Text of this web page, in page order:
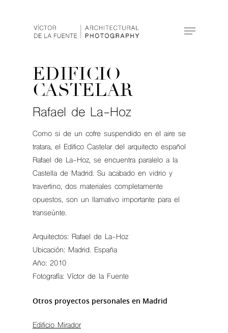
EDIFICIO
CASTELAR
Rafael de La-Hoz
Como si de un cofre suspendido en el aire se
tratara, el Edifico Castelar del arquitecto español
Rafael de La-Hoz, se encuentra paralelo a la
Castella de Madrid. Su acabado en vidrio y
travertino, dos materiales completamente
opuestos, son un llamativo importante para el
transeúnte.
Arquitectos: Rafael de La-Hoz
Ubicación: Madrid. España
Año: 2010
Fotografía: Víctor de la Fuente
Otros proyectos personales en Madrid
Edificio Mirador